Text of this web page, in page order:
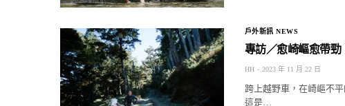
戶外新訊 NEWS
專訪／愈崎嶇愈帶
HH 2023 年 11 月 22 日
跨上越野車，在崎嶇不
這是…